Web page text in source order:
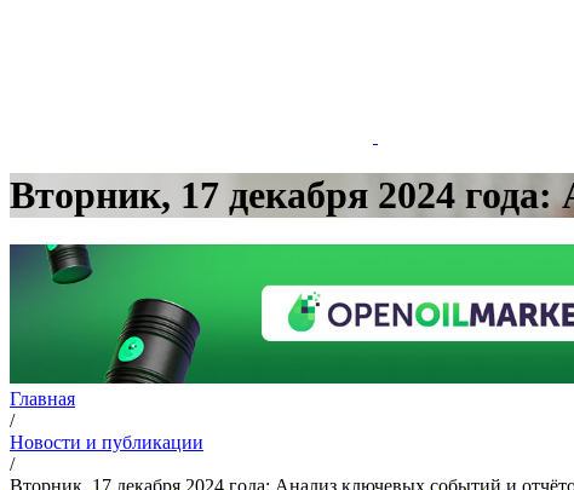
Вторник, 17 декабря 2024
Главная
/
Новости и публикации
/